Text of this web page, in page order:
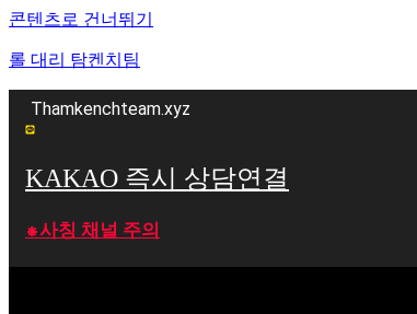
콘텐츠로 건너뛰기
롤 대리 탐켄치팀
Thamkenchteam.xyz
KAKAO 즉시 상담연결
⁕사칭 채널 주의